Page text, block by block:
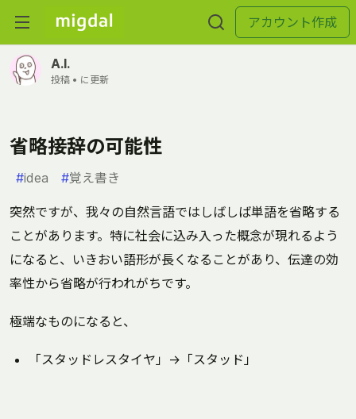
アカウント作成
A.I.
投稿 • に更新
省略接辞の可能性
#idea #覚え書き
突然ですが、我々の自然言語ではしばしば単語を省略する
ことがあります。特に社会に込み入った概念が現れるよう
になると、いきおい語形が長くなることがあり、伝達の効
率性から省略が行われがちです。
極端なものになると、
「スタッドレスタイヤ」→「スタッド」